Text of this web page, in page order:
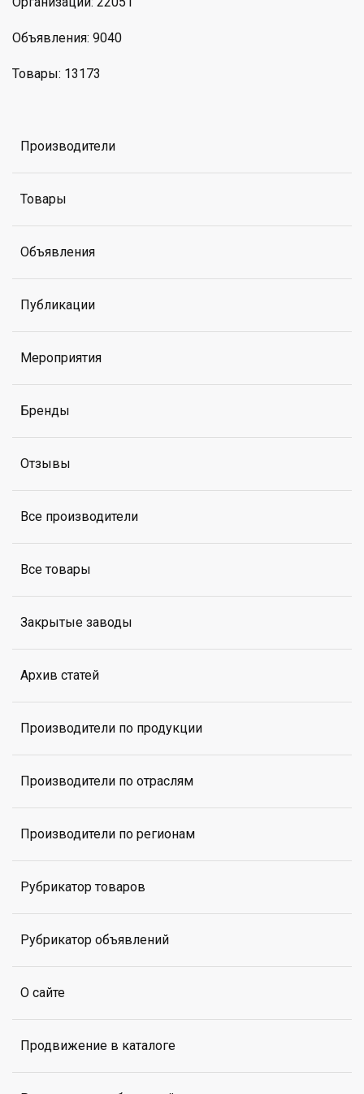
Объявления: 9040
Товары: 13173
Производители
Товары
Объявления
Публикации
Мероприятия
Бренды
Отзывы
Все производители
Все товары
Закрытые заводы
Архив статей
Производители по продукции
Производители по отраслям
Производители по регионам
Рубрикатор товаров
Рубрикатор объявлений
О сайте
Продвижение в каталоге